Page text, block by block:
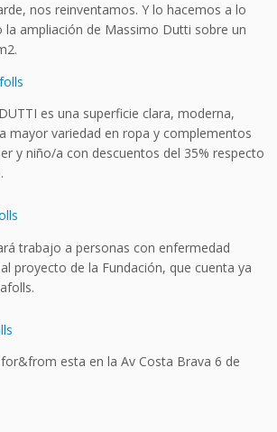
nos reinventamos. Y lo hacemos a lo
la ampliación de Massimo Dutti sobre un
es una superficie clara, moderna,
mayor variedad en ropa y complementos
y niño/a con descuentos del 35% respecto
trabajo a personas con enfermedad
proyecto de la Fundación, que cuenta ya
esta en la Av Costa Brava 6 de